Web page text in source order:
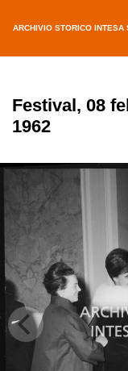
ARCHIVIO STORICO INTESA
Festival, 08
1962